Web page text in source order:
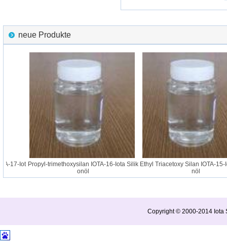
neue Produkte
17-Iot Propyl-trimethoxysilan IOTA-16-Iota Silik
onöl
Ethyl Triacetoxy Silan IOTA-15-
nöl
Copyright © 2000-2014 Iota